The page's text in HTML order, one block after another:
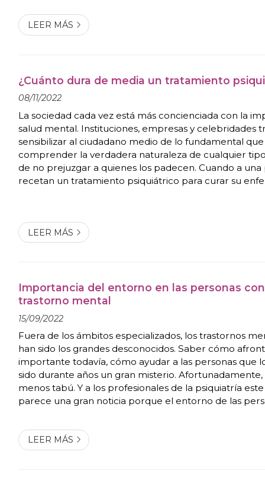
LEER MÁS
¿Cuánto dura de media un tratamiento
08/11/2022
La sociedad cada vez está más concienciada con la
salud mental. Instituciones, empresas y celebridades
sensibilizar al ciudadano medio de lo fundamental
comprender la verdadera naturaleza de cualquier
de no prejuzgar a quienes los padecen. Cuando a
recetan un tratamiento psiquiátrico para curar su
LEER MÁS
Importancia del entorno en las personas
trastorno mental
15/09/2022
Fuera de los ámbitos especializados, los trastornos
han sido los grandes desconocidos. Saber cómo
importante todavía, cómo ayudar a las personas que
sido durante años un gran misterio. Afortunadamente,
menos tabú. Y a los profesionales de la psiquiatría
parece una gran noticia porque el entorno de las
Teresa Lorenzo Gómez, clínica de p...
LEER MÁS